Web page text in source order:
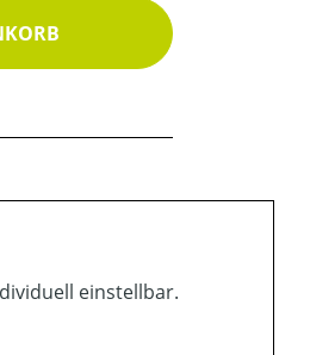
Wert ein oder
einstellbar.